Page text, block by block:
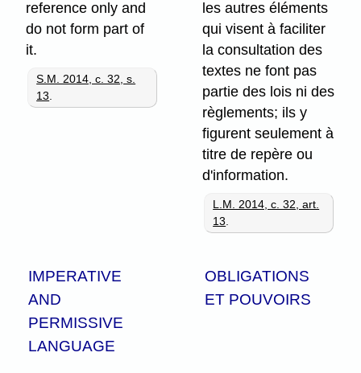
reference only and
do not form part of
it.
S.M. 2014, c. 32, s.
13
les autres éléments
qui visent à faciliter
la consultation des
textes ne font pas
partie des lois ni des
règlements; ils y
figurent seulement à
titre de repère ou
d'information.
L.M. 2014, c. 32, art.
13
IMPERATIVE
AND
PERMISSIVE
LANGUAGE
OBLIGATIONS
ET POUVOIRS